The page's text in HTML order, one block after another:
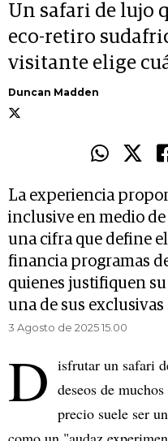
Un safari de lujo
eco-retiro
visitante elige
Duncan Madden
La experiencia
inclusive en medio de
una cifra que define
financia programas
quienes justifiquen
una de sus exclusivas
3 Agosto de 2025 15.00
D isfrutar un safari
deseos de
precio suele ser